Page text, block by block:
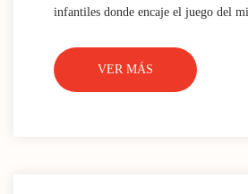
infantiles donde encaje el juego del
VER MÁS